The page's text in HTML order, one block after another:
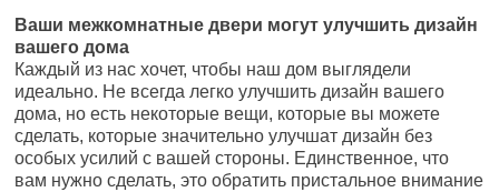
Ваши межкомнатные двери могут улучшить дизайн
вашего дома
Каждый из нас хочет, чтобы наш дом выглядели
идеально. Не всегда легко улучшить дизайн вашего
дома, но есть некоторые вещи, которые вы можете
сделать, которые значительно улучшат дизайн без
особых усилий с вашей стороны. Единственное, что
вам нужно сделать, это обратить пристальное внимание